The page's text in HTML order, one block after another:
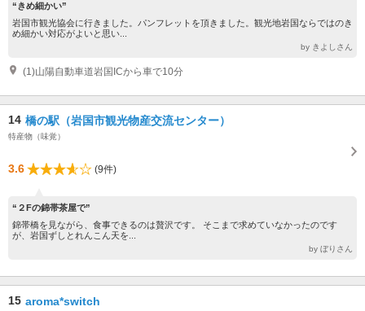
“きめ細かい”
岩国市観光協会に行きました。パンフレットを頂きました。観光地岩国ならではのき
め細かい対応がよいと思い...
by きよしさん
(1)山陽自動車道岩国ICから車で10分
14 橋の駅（岩国市観光物産交流センター）
特産物（味覚）
3.6 (9件)
“２Fの錦帯茶屋で”
錦帯橋を見ながら、食事できるのは贅沢です。 そこまで求めていなかったのです
が、岩国ずしとれんこん天を...
by ぼりさん
15 aroma*switch